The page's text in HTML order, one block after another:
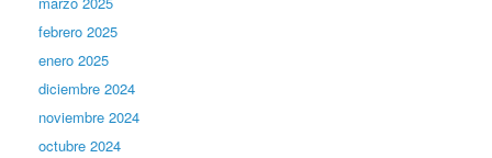
febrero 2025
enero 2025
diciembre 2024
noviembre 2024
octubre 2024